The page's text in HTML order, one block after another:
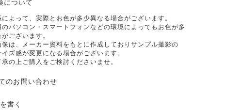
について
よって、実際とお色が多少異なる場合がございます。
パソコン・スマートフォンなどの環境によってもお色が多
ございます。
は、メーカー資料をもとに作成しておりサンプル撮影の
ズ感が変更になる場合がございます。
承の上ご購入をご検討くださいませ。
のお問い合わせ
書く